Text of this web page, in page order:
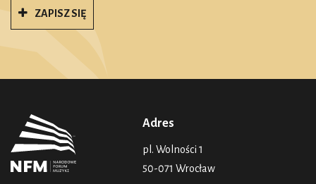
ZAPISZ SIĘ
Adres
pl. Wolności 1
50-071 Wrocław